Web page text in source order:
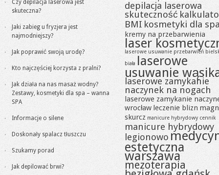
Czy depilacja laserowa jest
skuteczna?
Jaki zabieg u fryzjera jest
najmodniejszy?
Jak poprawić swoją urodę?
Kto najczęściej korzysta z pralni?
Jak działa na nas masaż wodny?
Zestawy, kosmetyki dla spa – wanna
SPA
Informacje o silene
Doskonały spalacz tłuszczu
Szukamy porad
Jak depilować brwi?
depilacja laserowa
skuteczność
BMI kosmetyki dla
kremy na przebarwienia
laser
laserowe usuwanie przebarwień
biała laserowe
usuwanie
laserowe zamykanie
naczynek na nogach
laserowe zamykanie
wrocław leczenie blizn
skurcz manicure hybrydowy cennik
manicure hybrydowy
legionowo
estetyczna
warszawa
mezoterapia